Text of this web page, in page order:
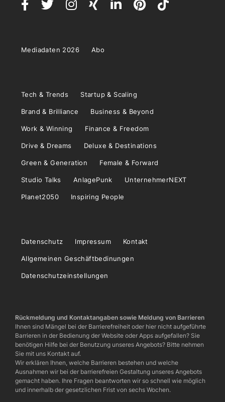
Mediadaten 2026 Abo
Tech & Trends Startup & Scaling
Brand & Brilliance Business & Beyond
Work & Winning Finance & Freedom
Drive & Dreams Deluxe & Destinations
Green & Generation Female & Forward
Studio Talks AnlagePunk UnternehmerNEXT
Planet2050 Inspiring People
Datenschutz Impressum Kontakt
Allgemeinen Geschäftbedinungen
Datenschutzeinstellungen
Rückmeldung und Kontaktangaben sowie Meldung von Barrieren
Ihnen sind Mängel bei der Barrierefreiheit oder hier nicht aufgeführte
Barrieren in der Bedienung der Website oder Apps aufgefallen? Sie
benötigen Hilfe bei der Benutzung unseres Angebots? Bitte nehmen
Sie mit uns Kontakt auf.
Wir erklären Ihnen, welche Barrieren bestehen und welche
Ausnahmen wir bei der barrierefreien Gestaltung unseres Angebots
gemacht haben. Ihre Fragen beantworten wir so schnell wie möglich
und innerhalb der gesetzlichen Frist von sechs Wochen.